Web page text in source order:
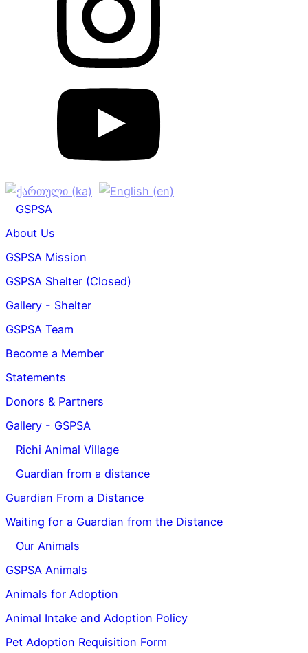
GSPSA
About Us
GSPSA Mission
GSPSA Shelter (Closed)
Gallery - Shelter
GSPSA Team
Become a Member
Statements
Donors & Partners
Gallery - GSPSA
Richi Animal Village
Guardian from a distance
Guardian From a Distance
Waiting for a Guardian from the Distance
Our Animals
GSPSA Animals
Animals for Adoption
Animal Intake and Adoption Policy
Pet Adoption Requisition Form